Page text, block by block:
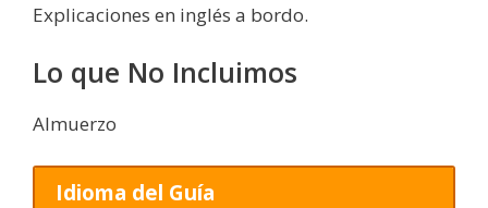
Explicaciones en inglés a bordo.
Lo que No Incluimos
Almuerzo
Idioma del Guía